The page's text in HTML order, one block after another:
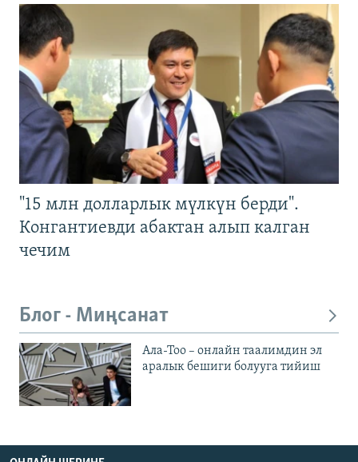
"15 млн долларлык мүлкүн берди".
Конгантиевди абактан алып калган
чечим
Блог - Миңсанат
Ала-Тоо – онлайн таалимдин эл
аралык бешиги болууга тийиш